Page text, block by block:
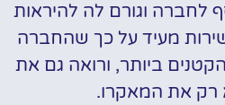
לחברה וגורם לה להיראות
מעיד על כך שהחברה
ביותר, ורואה גם את
רק את המאקרו.